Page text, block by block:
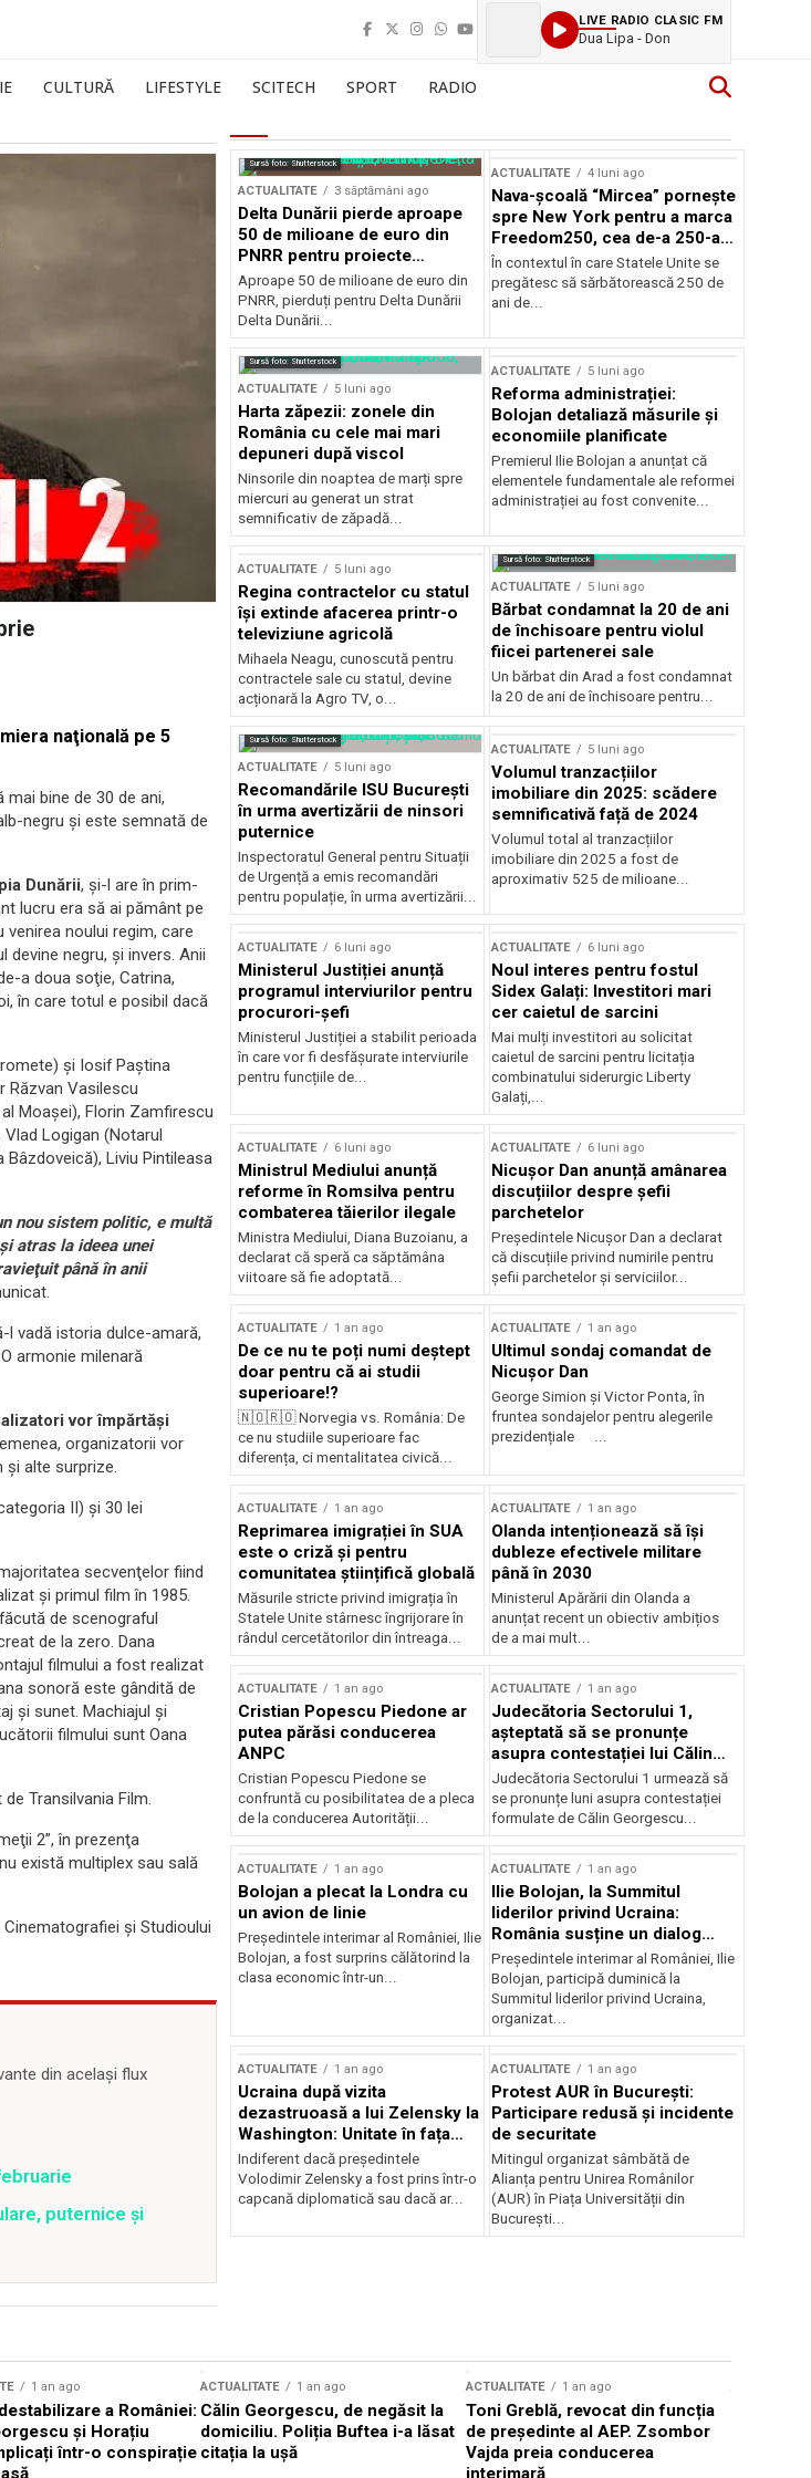
LIVE RADIO CLASIC FM
Dua Lipa - Don
CULTURĂ LIFESTYLE SCITECH SPORT RADIO
naţională pe 5
bine de 30 de ani,
negru şi este semnată de
Dunării, şi-l are în prim-
lucru era să ai pământ pe
noului regim, care
negru, şi invers. Anii
a doua soţie, Catrina,
în care totul e posibil dacă
şi Iosif Paştina
Răzvan Vasilescu
Moaşei), Florin Zamfirescu
Vlad Logigan (Notarul
Bâzdoveică), Liviu Pintileasa
nou sistem politic, e multă
atras la ideea unei
până în anii
l vadă istoria dulce-amară,
armonie milenară
vor împărtăşi
organizatorii vor
şi alte surprize.
II) şi 30 lei
secvenţelor fiind
şi primul film în 1985.
de scenograful
de la zero. Dana
filmului a fost realizat
sonoră este gândită de
şi sunet. Machiajul şi
filmului sunt Oana
Transilvania Film.
2”, în prezenţa
există multiplex sau sală
şi Studioului
din același flux
puternice şi
Sursă foto: Shutterstock
ACTUALITATE 3 săptămâni ago
Delta Dunării pierde aproape
50 de milioane de euro din
PNRR pentru proiecte
esențiale
Aproape 50 de milioane de euro din
PNRR, pierduți pentru Delta Dunării
Delta Dunării...
ACTUALITATE 4 luni ago
Nava-școală “Mircea” pornește
spre New York pentru a marca
Freedom250, cea de-a 250-a
aniversare a Statelor Unite
În contextul în care Statele Unite se
pregătesc să sărbătorească 250 de
ani de...
Sursă foto: Shutterstock
ACTUALITATE 5 luni ago
Harta zăpezii: zonele din
România cu cele mai mari
depuneri după viscol
Ninsorile din noaptea de marți spre
miercuri au generat un strat
semnificativ de zăpadă...
ACTUALITATE 5 luni ago
Reforma administrației:
Bolojan detaliază măsurile și
economiile planificate
Premierul Ilie Bolojan a anunțat că
elementele fundamentale ale reformei
administrației au fost convenite...
ACTUALITATE 5 luni ago
Regina contractelor cu statul
își extinde afacerea printr-o
televiziune agricolă
Mihaela Neagu, cunoscută pentru
contractele sale cu statul, devine
acționară la Agro TV, o...
Sursă foto: Shutterstock
ACTUALITATE 5 luni ago
Bărbat condamnat la 20 de ani
de închisoare pentru violul
fiicei partenerei sale
Un bărbat din Arad a fost condamnat
la 20 de ani de închisoare pentru...
Sursă foto: Shutterstock
ACTUALITATE 5 luni ago
Recomandările ISU București
în urma avertizării de ninsori
puternice
Inspectoratul General pentru Situații
de Urgență a emis recomandări
pentru populație, în urma avertizării...
ACTUALITATE 5 luni ago
Volumul tranzacțiilor
imobiliare din 2025: scădere
semnificativă față de 2024
Volumul total al tranzacțiilor
imobiliare din 2025 a fost de
aproximativ 525 de milioane...
ACTUALITATE 6 luni ago
Ministerul Justiției anunță
programul interviurilor pentru
procurori-șefi
Ministerul Justiției a stabilit perioada
în care vor fi desfășurate interviurile
pentru funcțiile de...
ACTUALITATE 6 luni ago
Noul interes pentru fostul
Sidex Galați: Investitori mari
cer caietul de sarcini
Mai mulți investitori au solicitat
caietul de sarcini pentru licitația
combinatului siderurgic Liberty
Galați,...
ACTUALITATE 6 luni ago
Ministrul Mediului anunță
reforme în Romsilva pentru
combaterea tăierilor ilegale
Ministra Mediului, Diana Buzoianu, a
declarat că speră ca săptămâna
viitoare să fie adoptată...
ACTUALITATE 6 luni ago
Nicușor Dan anunță amânarea
discuțiilor despre șefii
parchetelor
Președintele Nicușor Dan a declarat
că discuțiile privind numirile pentru
șefii parchetelor și serviciilor...
ACTUALITATE 1 an ago
De ce nu te poți numi deștept
doar pentru că ai studii
superioare!?
🇳🇴🇷🇴 Norvegia vs. România: De
ce nu studiile superioare fac
diferența, ci mentalitatea civică...
ACTUALITATE 1 an ago
Ultimul sondaj comandat de
Nicușor Dan
George Simion și Victor Ponta, în
fruntea sondajelor pentru alegerile
prezidențiale ...
ACTUALITATE 1 an ago
Reprimarea imigrației în SUA
este o criză și pentru
comunitatea științifică globală
Măsurile stricte privind imigrația în
Statele Unite stârnesc îngrijorare în
rândul cercetătorilor din întreaga...
ACTUALITATE 1 an ago
Olanda intenționează să își
dubleze efectivele militare
până în 2030
Ministerul Apărării din Olanda a
anunțat recent un obiectiv ambițios
de a mai mult...
ACTUALITATE 1 an ago
Cristian Popescu Piedone ar
putea părăsi conducerea
ANPC
Cristian Popescu Piedone se
confruntă cu posibilitatea de a pleca
de la conducerea Autorității...
ACTUALITATE 1 an ago
Judecătoria Sectorului 1,
așteptată să se pronunțe
asupra contestației lui Călin
Georgescu privind controlul
judiciar
Judecătoria Sectorului 1 urmează să
se pronunțe luni asupra contestației
formulate de Călin Georgescu...
ACTUALITATE 1 an ago
Bolojan a plecat la Londra cu
un avion de linie
Președintele interimar al României, Ilie
Bolojan, a fost surprins călătorind la
clasa economic într-un...
ACTUALITATE 1 an ago
Ilie Bolojan, la Summitul
liderilor privind Ucraina:
România susține un dialog
transatlantic pentru securitate
și stabilitate
Președintele interimar al României, Ilie
Bolojan, participă duminică la
Summitul liderilor privind Ucraina,
organizat...
ACTUALITATE 1 an ago
Ucraina după vizita
dezastruoasă a lui Zelensky la
Washington: Unitate în fața
incertitudinii
Indiferent dacă președintele
Volodimir Zelensky a fost prins într-o
capcană diplomatică sau dacă ar...
ACTUALITATE 1 an ago
Protest AUR în București:
Participare redusă și incidente
de securitate
Mitingul organizat sâmbătă de
Alianța pentru Unirea Românilor
(AUR) în Piața Universității din
București...
1 an ago
a României:
și Horațiu
într-o conspirație
ACTUALITATE 1 an ago
Călin Georgescu, de negăsit la
domiciliu. Poliția Buftea i-a lăsat
citația la ușă
ACTUALITATE 1 an ago
Toni Greblă, revocat din funcția
de președinte al AEP. Zsombor
Vajda preia conducerea
interimară